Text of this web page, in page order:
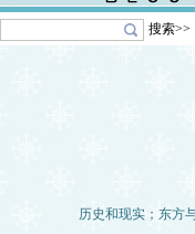
搜索>>
历史和现实；东方